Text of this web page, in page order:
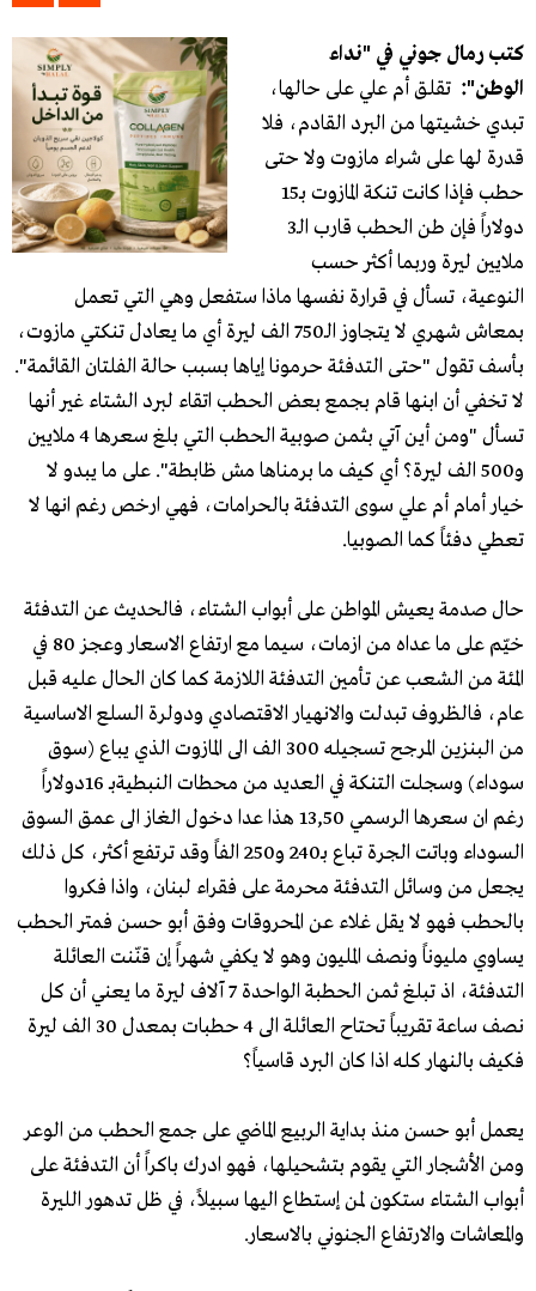
كتب رمال جوني في "نداء
الوطن": تقلق أم علي على حالها،
تبدي خشيتها من البرد القادم، فلا
قدرة لها على شراء مازوت ولا حتى
حطب فإذا كانت تنكة المازوت بـ15
دولاراً فإن طن الحطب قارب الـ3
ملايين ليرة وربما أكثر حسب
النوعية، تسأل في قرارة نفسها ماذا ستفعل وهي التي تعمل
بمعاش شهري لا يتجاوز الـ750 الف ليرة أي ما يعادل تنكتي مازوت،
بأسف تقول "حتى التدفئة حرمونا إياها بسبب حالة الفلتان القائمة".
لا تخفي أن ابنها قام بجمع بعض الحطب اتقاء لبرد الشتاء غير أنها
تسأل "ومن أين آتي بثمن صوبية الحطب التي بلغ سعرها 4 ملايين
و500 الف ليرة؟ أي كيف ما برمناها مش ظابطة". على ما يبدو لا
خيار أمام أم علي سوى التدفئة بالحرامات، فهي ارخص رغم انها لا
تعطي دفئاً كما الصوبيا.
حال صدمة يعيش المواطن على أبواب الشتاء، فالحديث عن التدفئة
خيّم على ما عداه من ازمات، سيما مع ارتفاع الاسعار وعجز 80 في
المئة من الشعب عن تأمين التدفئة اللازمة كما كان الحال عليه قبل
عام، فالظروف تبدلت والانهيار الاقتصادي ودولرة السلع الاساسية
من البنزين المرجح تسجيله 300 الف الى المازوت الذي يباع (سوق
سوداء) وسجلت التنكة في العديد من محطات النبطيةبـ 16دولاراً
رغم ان سعرها الرسمي 13,50 هذا عدا دخول الغاز الى عمق السوق
السوداء وباتت الجرة تباع بـ240 و250 الفاً وقد ترتفع أكثر، كل ذلك
يجعل من وسائل التدفئة محرمة على فقراء لبنان، واذا فكروا
بالحطب فهو لا يقل غلاء عن المحروقات وفق أبو حسن فمتر الحطب
يساوي مليوناً ونصف المليون وهو لا يكفي شهراً إن قنّنت العائلة
التدفئة، اذ تبلغ ثمن الحطبة الواحدة 7 آلاف ليرة ما يعني أن كل
نصف ساعة تقريباً تحتاح العائلة الى 4 حطبات بمعدل 30 الف ليرة
فكيف بالنهار كله اذا كان البرد قاسياً؟
يعمل أبو حسن منذ بداية الربيع الماضي على جمع الحطب من الوعر
ومن الأشجار التي يقوم بتشحيلها، فهو ادرك باكراً أن التدفئة على
أبواب الشتاء ستكون لمن إستطاع اليها سبيلاً، في ظل تدهور الليرة
والمعاشات والارتفاع الجنوني بالاسعار.